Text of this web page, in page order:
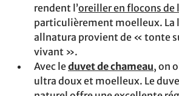
rendent l’oreiller en flocons de
particulièrement moelleux. La
allnatura provient de « tonte
vivant ».
Avec leduvet de chameau, on
ultra doux et moelleux. Le